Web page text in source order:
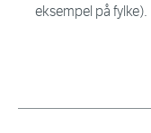
eksempel på fylke).